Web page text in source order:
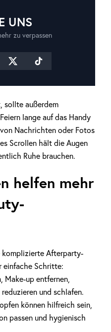
UNS
zu verpassen
sollte außerdem
lange auf das Handy
Nachrichten oder Fotos
Scrollen hält die Augen
Ruhe brauchen.
helfen mehr
komplizierte Afterparty-
einfache Schritte:
Make-up entfernen,
und schlafen.
können hilfreich sein,
passen und hygienisch